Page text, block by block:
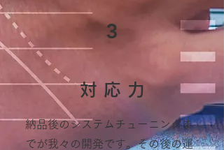
3
対 応 力
納品後のシステムチューニングま
でが我々の開発です。その後の運